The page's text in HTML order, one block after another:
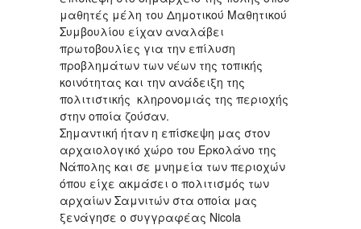
μαθητές μέλη του Δημοτικού Μαθητικού
Συμβουλίου είχαν αναλάβει
πρωτοβουλίες για την επίλυση
προβλημάτων των νέων της τοπικής
κοινότητας και την ανάδειξη της
πολιτιστικής κληρονομιάς της περιοχής
στην οποία ζούσαν.
Σημαντική ήταν η επίσκεψη μας στον
αρχαιολογικό χώρο του Ερκολάνο της
Νάπολης και σε μνημεία των περιοχών
όπου είχε ακμάσει ο πολιτισμός των
αρχαίων Σαμνιτών στα οποία μας
ξενάγησε ο συγγραφέας Nicola